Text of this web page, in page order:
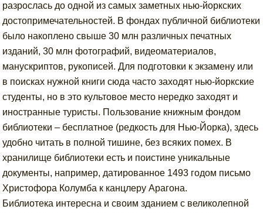
разрослась до одной из самых заметных нью-йоркских
достопримечательностей. В фондах публичной библиотеки
было накоплено свыше 30 млн различных печатных
изданий, 30 млн фотографий, видеоматериалов,
манускриптов, рукописей. Для подготовки к экзамену или
в поисках нужной книги сюда часто заходят нью-йоркские
студенты, но в это культовое место нередко заходят и
иностранные туристы. Пользование книжным фондом
библиотеки – бесплатное (редкость для Нью-Йорка), здесь
удобно читать в полной тишине, без всяких помех. В
хранилище библиотеки есть и поистине уникальные
документы, например, датированное 1493 годом письмо
Христофора Колумба к канцлеру Арагона.
Библиотека интересна и своим зданием с великолепной